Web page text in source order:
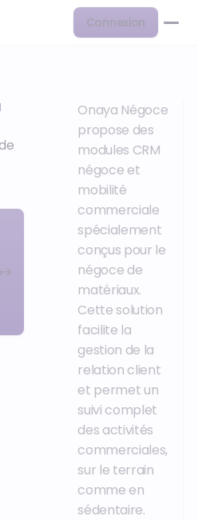
Connexion
Onaya Négoce
propose des
modules CRM
négoce et
mobilité
commerciale
spécialement
conçus pour le
négoce de
matériaux.
Cette solution
facilite la
gestion de la
relation client
et permet un
suivi complet
des activités
commerciales,
sur le terrain
comme en
sédentaire.